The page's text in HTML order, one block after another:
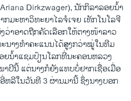
Dirkzwager), ນັກກິລາລອຍນໍ້າ
ມະຫາວິທະຍາໄລຈໍເຈຍ ເທັກໂນໂລຈີ
າອາດຖືກຄັດເລືອກໃຫ້ຕາງໜ້າລາວ
ນາງທໍາຄະແນນໄດ້ສູງກວ່າໝູ່ໃນທີມ
ຍນໍ້າແຊມປ້ຽນໂລກທີ່ນະຄອນຫລວງ
າປີນີ້ ແຕ່ນາງກໍຍັງແທບບໍ່ຢາກເຊື່ອເມື່ອ
ຫລີໃນວັນທີ 3 ຜ່ານມານີ້ ຊຶ່ງນາງບອກ